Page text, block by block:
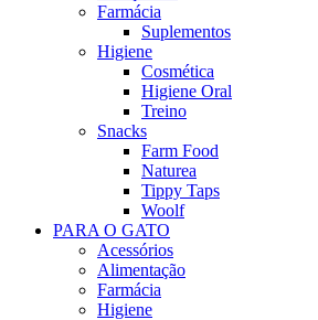
Farmácia
Suplementos
Higiene
Cosmética
Higiene Oral
Treino
Snacks
Farm Food
Naturea
Tippy Taps
Woolf
PARA O GATO
Acessórios
Alimentação
Farmácia
Higiene